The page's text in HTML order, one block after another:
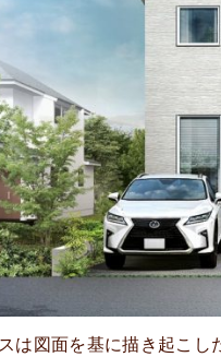
は図面を基に描き起こ